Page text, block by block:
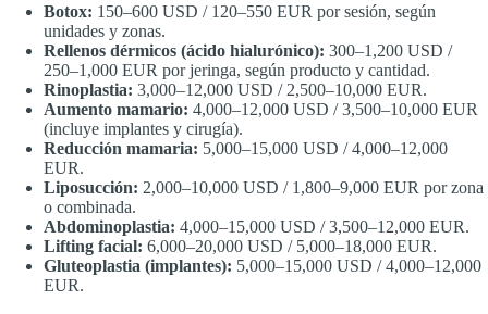
Botox: 150–600 USD / 120–550 EUR por sesión, según
unidades y zonas.
Rellenos dérmicos (ácido hialurónico): 300–1,200 USD /
250–1,000 EUR por jeringa, según producto y cantidad.
Rinoplastia: 3,000–12,000 USD / 2,500–10,000 EUR.
Aumento mamario: 4,000–12,000 USD / 3,500–10,000 EUR
(incluye implantes y cirugía).
Reducción mamaria: 5,000–15,000 USD / 4,000–12,000
EUR.
Liposucción: 2,000–10,000 USD / 1,800–9,000 EUR por zona
o combinada.
Abdominoplastia: 4,000–15,000 USD / 3,500–12,000 EUR.
Lifting facial: 6,000–20,000 USD / 5,000–18,000 EUR.
Gluteoplastia (implantes): 5,000–15,000 USD / 4,000–12,000
EUR.